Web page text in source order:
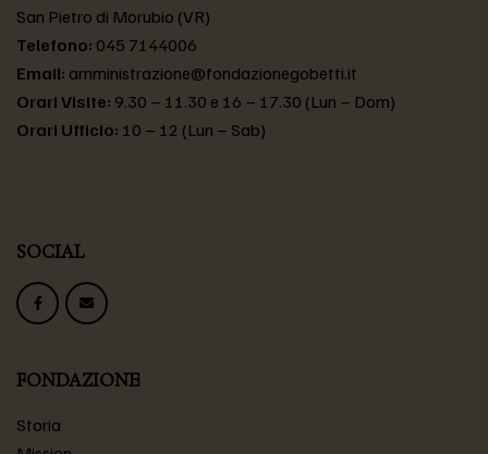
San Pietro di Morubio (VR)
Telefono: 045 7144006
Email: amministrazione@fondazionegobetti.it
Orari Visite: 9.30 – 11.30 e 16 – 17.30 (Lun – Dom)
Orari Ufficio: 10 – 12 (Lun – Sab)
FONDAZIONE
Storia
SOCIAL